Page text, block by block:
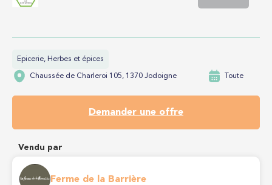
Epicerie, Herbes et épices
Chaussée de Charleroi 105, 1370 Jodoigne Toute
Demander une offre
Vendu par
Ferme de la Barrière